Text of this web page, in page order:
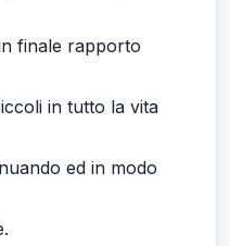
finale rapporto
in tutto la vita
ed in modo